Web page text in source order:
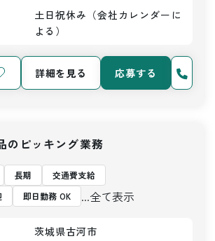
土日祝休み（会社カレンダーに
よる）
詳細を見る 応募する
のピッキング業務
長期
交通費支給
即日勤務 OK ...全て表示
茨城県古河市